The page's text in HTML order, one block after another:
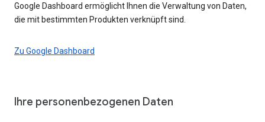
Google Dashboard ermöglicht Ihnen die Verwaltung von Daten,
die mit bestimmten Produkten verknüpft sind.
Zu Google Dashboard
Ihre personenbezogenen Daten